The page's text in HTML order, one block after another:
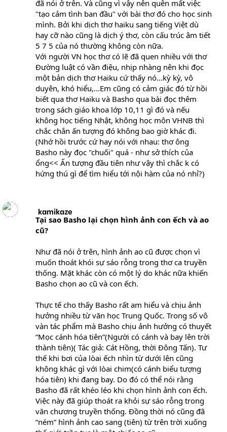
đã nói ở trên. Và cũng vì vậy nên quên mất việc
"tạo cảm tình ban đầu" với bài thơ đó cho học sinh
mình. Bởi khi dịch thơ haiku sang tiếng Việt dù
hay cỡ nào cũng là dịch ý thơ, còn cấu trúc âm tiết
5 7 5 của nó thường không còn nữa.
Với người VN học thơ có lẽ đã quen nhiều với thơ
Đường luật có vần điệu, nhịp nhàng nên khi đọc
một bản dịch thơ Haiku cứ thấy nó...kỳ kỳ, vô
duyên, khó hiểu,...Em cũng có cảm giác đó từ hồi
biết qua thơ Haiku và Basho qua bài đọc thêm
trong sách giáo khoa lớp 10,11 gì đó và nếu
không học tiếng Nhật, không học môn VHNB thì
chắc chắn ấn tượng đó không bao giờ khác đi.
(Nhớ hồi trước cứ hay nói với nhau: thơ ông
Basho này đọc "chuối" quá - như sở thích của
ổng<< Ấn tượng đầu tiên như vậy thì chắc k có
hứng thú gì để tìm hiểu tới nội hàm của nó nhỉ?)
kamikaze
Tại sao Basho lại chọn hình ảnh con ếch và ao
cũ?
Như đã nói ở trên, hình ảnh ao cũ được chọn vì
muốn thoát khói sự sáo rỗng trong thơ ca truyền
thống. Mặt khác còn có một lý do khác nữa khiến
Basho chọn ao cũ và con ếch.
Thực tế cho thấy Basho rất am hiểu và chịu ảnh
hưởng nhiều từ văn học Trung Quốc. Trong số vô
vàn tác phẩm mà Basho chịu ảnh hưởng có thuyết
“Mọc cánh hóa tiên”(Người có cánh và bay lên trời
thành tiên)( Tác giả: Cát Hồng, thời Đông Tấn). Tư
thế khi bơi của lòai ếch nhìn từ dưới lên cũng
không khác gì với lòai chim(có cánh biểu tượng
hóa tiên) khi đang bay. Do đó có thể nói rằng
Basho đã rất khéo léo khi chọn hình ảnh con ếch.
Việc này đã giúp thoát ra khỏi sự sáo rỗng trong
văn chương truyền thống. Đồng thời nó cũng đã
“ném” hình ảnh cao sang (tiên) từ trên trời xuống